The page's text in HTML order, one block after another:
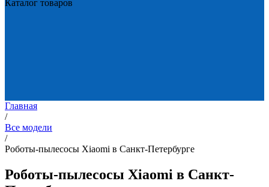
Каталог товаров
Главная
/
Все модели
/
Роботы-пылесосы Xiaomi в Санкт-Петербурге
Роботы-пылесосы Xiaomi в Санкт-